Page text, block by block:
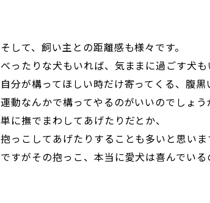
そして、飼い主との距離感も様々です。
べったりな犬もいれば、気ままに過ごす犬も
自分が構ってほしい時だけ寄ってくる、腹黒
運動なんかで構ってやるのがいいのでしょう
単に撫でまわしてあげたりだとか、
抱っこしてあげたりすることも多いと思いま
ですがその抱っこ、本当に愛犬は喜んでいる